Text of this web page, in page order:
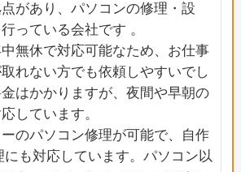
があり、パソコンの修理・設
っている会社です 。
無休で対応可能なため、お仕事
れない方でも依頼しやすいでし
はかかりますが、夜間や早朝の
しています。
のパソコン修理が可能で、自作
にも対応しています。パソコン以